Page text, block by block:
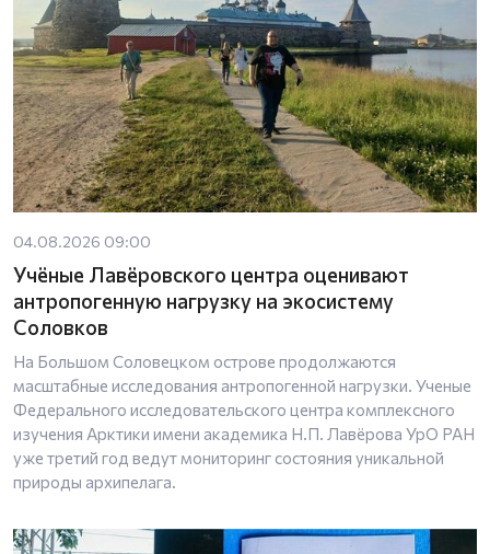
04.08.2026 09:00
Учёные Лавёровского центра оценивают
антропогенную нагрузку на экосистему
Соловков
На Большом Соловецком острове продолжаются
масштабные исследования антропогенной нагрузки. Ученые
Федерального исследовательского центра комплексного
изучения Арктики имени академика Н.П. Лавёрова УрО РАН
уже третий год ведут мониторинг состояния уникальной
природы архипелага.